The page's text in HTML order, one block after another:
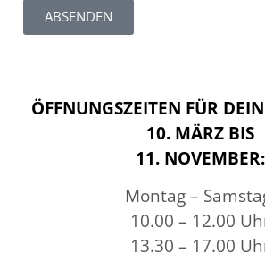
ABSENDEN
ÖFFNUNGSZEITEN FÜR
10. MÄRZ BIS
11. NOVEMBER:
Montag –
10.00 – 12.00
13.30 – 17.00